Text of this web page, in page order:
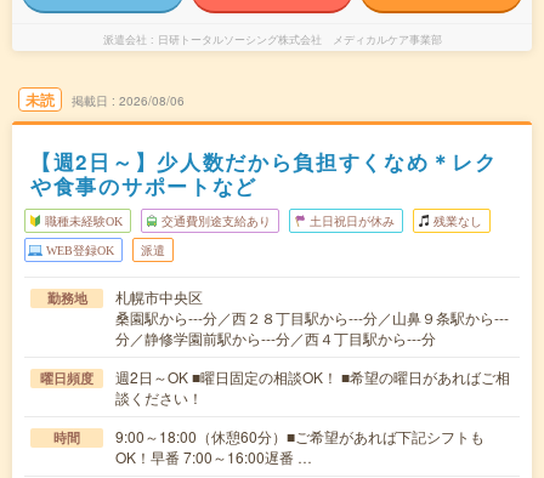
派遣会社 日研トータルソーシング株式会社 メディカルケア事業部
未読 掲載日 2026/08/06
【週2日～】少人数だから負担すくなめ＊レク
や食事のサポートなど
職種未経験OK 交通費別途支給あり 土日祝日が休み 残業なし
WEB登録OK 派遣
勤務地
札幌市中央区
桑園駅から---分／西２８丁目駅から---分／山鼻９条駅から---
分／静修学園前駅から---分／西４丁目駅から---分
曜日頻度
週2日～OK ■曜日固定の相談OK！ ■希望の曜日があればご相
談ください！
時間
9:00～18:00（休憩60分）■ご希望があれば下記シフトも
OK！早番 7:00～16:00遅番 …